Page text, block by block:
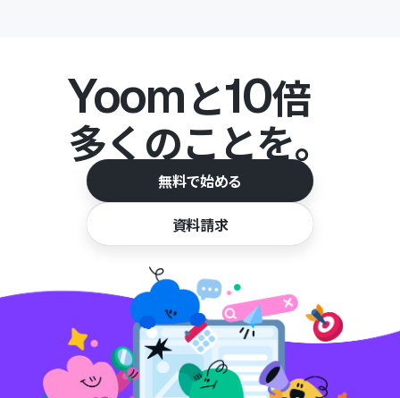
Yoomと10倍
多くのことを。
無料で始める
資料請求